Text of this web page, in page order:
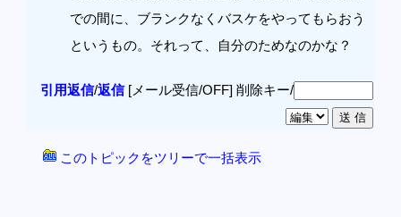
での間に、ブランクなくバスケをやってもらおう
というもの。それって、自分のためなのかな？
引用返信/返信[メール受信/OFF] 削除キー/
このトピックをツリーで一括表示